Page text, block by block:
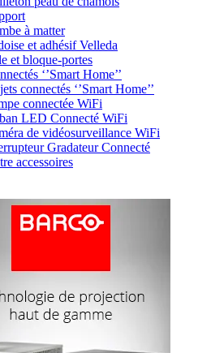
à matter
et adhésif Velleda
et bloque-portes
‘’Smart Home’’
connectés ‘’Smart Home’’
connectée WiFi
LED Connecté WiFi
de vidéosurveillance WiFi
Gradateur Connecté
accessoires